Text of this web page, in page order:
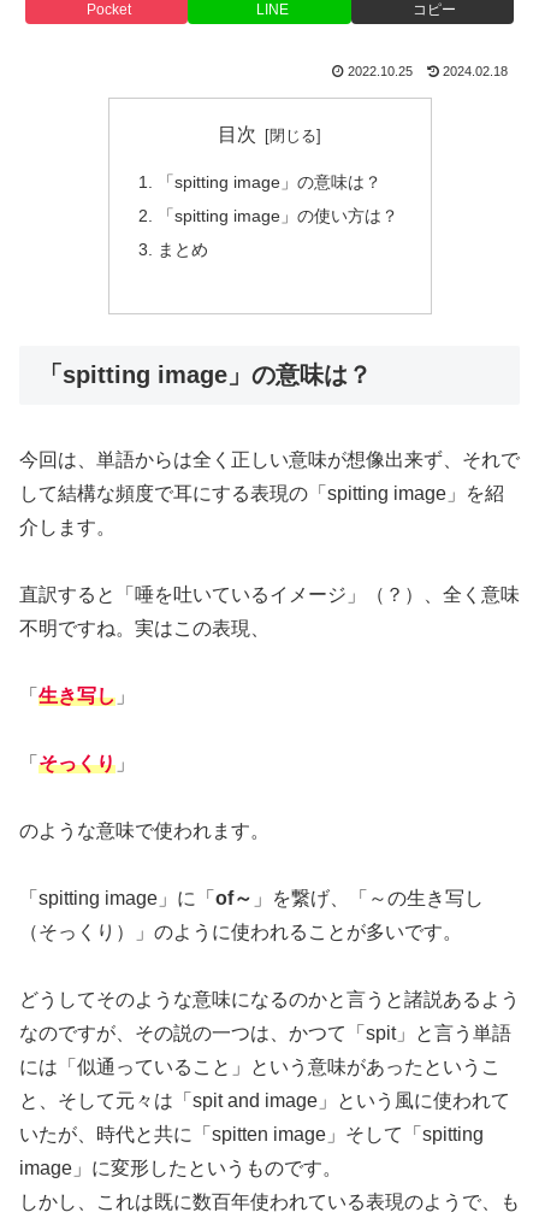
Pocket LINE コピー
2022.10.25 2024.02.18
目次
「spitting image」の意味は？
「spitting image」の使い方は？
まとめ
「spitting image」の意味は？
今回は、単語からは全く正しい意味が想像出来ず、それで
して結構な頻度で耳にする表現の「spitting image」を紹
介します。
直訳すると「唾を吐いているイメージ」（？）、全く意味
不明ですね。実はこの表現、
「 生き写し 」
「 そっくり 」
のような意味で使われます。
「spitting image」に「 of～ 」を繋げ、「～の生き写し
（そっくり）」のように使われることが多いです。
どうしてそのような意味になるのかと言うと諸説あるよう
なのですが、その説の一つは、かつて「spit」と言う単語
には「似通っていること」という意味があったというこ
と、そして元々は「spit and image」という風に使われて
いたが、時代と共に「spitten image」そして「spitting
image」に変形したというものです。
しかし、これは既に数百年使われている表現のようで、も